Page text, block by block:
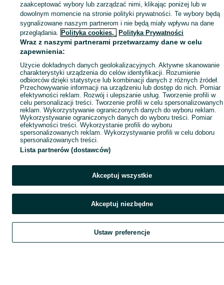
Szukaj Obserwujesz Dodaj Czat
zaakceptować wybory lub zarządzać nimi, klikając poniżej lub w
dowolnym momencie na stronie polityki prywatności. Te wybory będą
sygnalizowane naszym partnerom i nie będą miały wpływu na dane
przeglądania. Polityka cookies, Polityka Prywatności
Wraz z naszymi partnerami przetwarzamy dane w celu
zapewnienia:
Użycie dokładnych danych geolokalizacyjnych. Aktywne skanowanie
charakterystyki urządzenia do celów identyfikacji. Rozumienie
odbiorców dzięki statystyce lub kombinacji danych z różnych źródeł.
Przechowywanie informacji na urządzeniu lub dostęp do nich. Pomiar
efektywności reklam. Rozwój i ulepszanie usług. Tworzenie profili w
celu personalizacji treści. Tworzenie profili w celu spersonalizowanych
reklam. Wykorzystywanie ograniczonych danych do wyboru reklam.
Wykorzystywanie ograniczonych danych do wyboru treści. Pomiar
efektywności treści. Wykorzystanie profili do wyboru
spersonalizowanych reklam. Wykorzystywanie profili w celu doboru
spersonalizowanych treści.
Lista partnerów (dostawców)
Akceptuj wszystkie
Akceptuj niezbędne
Ustaw preferencje